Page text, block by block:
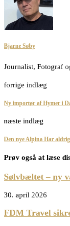
Bjarne Søby
Journalist, Fotograf
forrige indlæg
Ny importør af Hymer i
næste indlæg
Den nye Alpina Har
Prøv også at læse
Sølvbæltet – ny
30. april 2026
FDM Travel